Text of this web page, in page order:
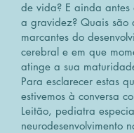
de vida? E ainda antes
a gravidez? Quais são
marcantes do
cerebral e em que
atinge a sua
Para esclarecer estas
estivemos à conversa
Leitão, pediatra
neurodesenvolvimento